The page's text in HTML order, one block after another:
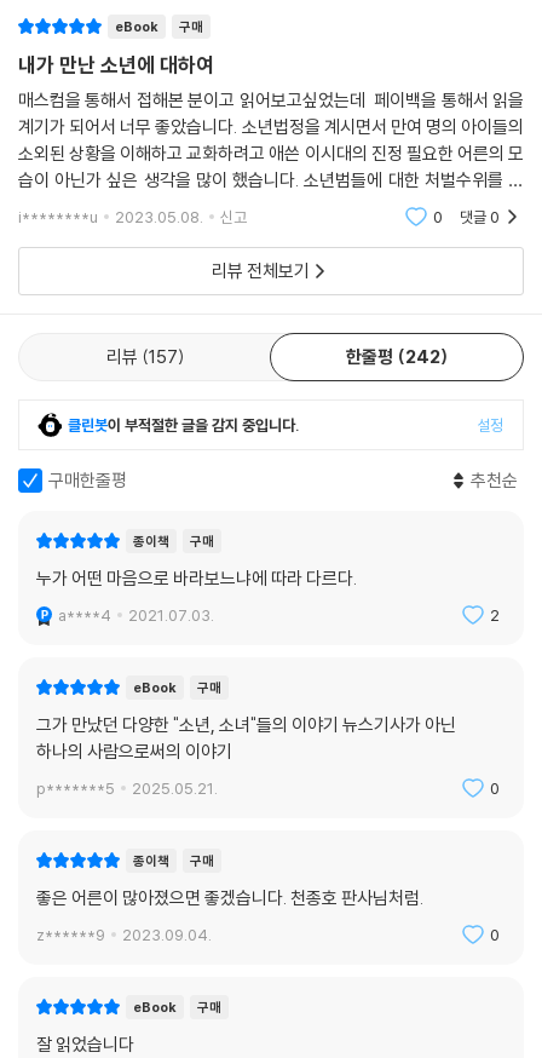
H 같은 피해자를 진정으로 돕는 길은 무엇일까 고민해 본 적 있으신가요?
가해자에 대한 혐오를 내뱉으며 엄벌하라고 청원하고 기사에 댓글을 달기
만 하면 가해자의 상처가 치유되고 회복될까요? 그렇지 않습니다. 그것만
으로는 부족합니다.
--- 「함께 나누는 아픔이 되기를」 중에서
프랑스에는 ‘쇠이유’(Seuil)라는, 비행소년을 위한 도보 여행 프로그램이
있습니다. 도보 여행을 마친 청소년들의 재범률은 15퍼센트로, 일반 비행
소년들의 재범률 85퍼센트보다 극히 낮았다고 합니다. ……저 또한 쇠이
유가 지향하는 바에 마음이 크게 움직여, 2015년부터 사단법인 만사소년
행하고 있습니다.
--- 「하나의 문이 닫히면 다른 문이 열린다」 중에서
에서 생활한 아이들의 재비행률은 아주 낮은 편이다. 그동안 받지 못한 따
듯한 돌봄과 적절한 가르침이 아이들을 변하게 만든 것이다.
또한 소년 재범률을 낮춘 성과를 보인 도보여행 프로그램인 프랑스 ‘쇠이
유’ 활동에 영감을 받아, 2015년부터 ‘2인3각 도보 여행’을 실행하고 있으
며 만사소년FC, 극기산행, 북콘서트, 자립지원사업 등을 진행하고 있다.
이를 통해 수많은 소년들이 상처를 치유받고 비뚤어진 성품을 고치고, 부
모와 사회와의 관계를 회복했다.
우리가 불안과 냉소의 시간을 보내는 동안 천종호 판사는 그 무엇도 두려
워하지 않고 자신의 온몸을 던져 세상을 조금씩 바꾸어 왔다. 이 책은 비난
의 목소리만 커져가는 차가운 우리의 공동체에 작지만 빛나는 희망의 온기
를 오롯이 전해주는 아름답고 귀한 기록이다.
eBook 구매
내가 만난 소년에 대하여
매스컴을 통해서 접해본 분이고 읽어보고싶었는데 페이백을 통해서 읽을
계기가 되어서 너무 좋았습니다. 소년법정을 계시면서 만여 명의 아이들의
소외된 상황을 이해하고 교화하려고 애쓴 이시대의 진정 필요한 어른의 모
습이 아닌가 싶은 생각을 많이 했습니다. 소년범들에 대한 처벌수위를 정
하는 것도 필요하겠지만, 그 이전에 좋은 여건을 아예 부여받지못한 아이
i********u 2023.05.08. 신고 0 댓글0
리뷰 전체보기
리뷰 157 한줄평 242
클린봇이 부적절한 글을 감지 중입니다. 설정
구매한줄평 추천순
종이책 구매
누가 어떤 마음으로 바라보느냐에 따라 다르다.
a****4 2021.07.03. 2
eBook 구매
그가 만났던 다양한 "소년, 소녀"들의 이야기 뉴스기사가 아닌
하나의 사람으로써의 이야기
p*******5 2025.05.21. 0
종이책 구매
좋은 어른이 많아졌으면 좋겠습니다. 천종호 판사님처럼.
z******9 2023.09.04. 0
eBook 구매
잘 읽었습니다